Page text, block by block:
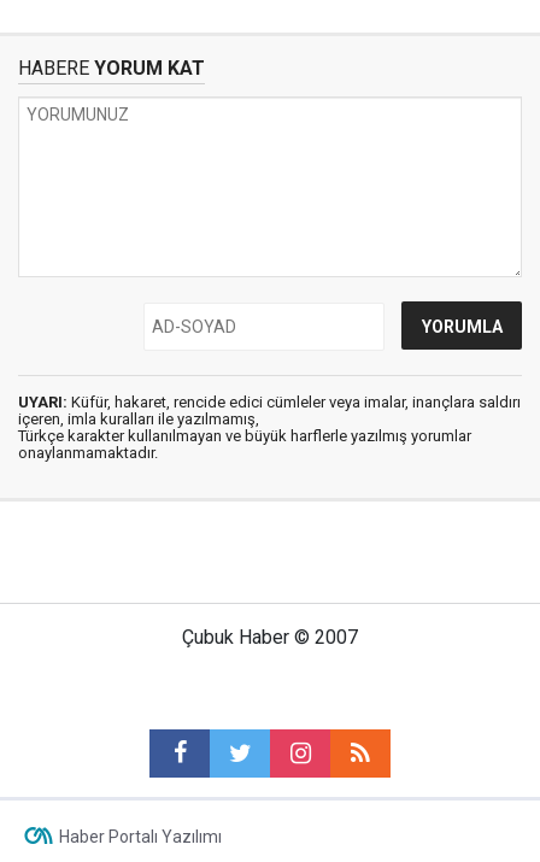
HABERE YORUM KAT
UYARI: Küfür, hakaret, rencide edici cümleler veya imalar, inançlara saldırı
içeren, imla kuralları ile yazılmamış,
Türkçe karakter kullanılmayan ve büyük harflerle yazılmış yorumlar
onaylanmamaktadır.
Çubuk Haber © 2007
Haber Portalı Yazılımı